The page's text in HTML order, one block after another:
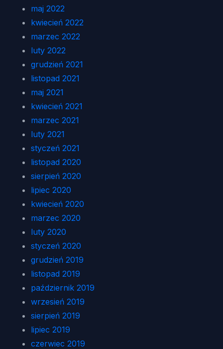
maj 2022
kwiecień 2022
marzec 2022
luty 2022
grudzień 2021
listopad 2021
maj 2021
kwiecień 2021
marzec 2021
luty 2021
styczeń 2021
listopad 2020
sierpień 2020
lipiec 2020
kwiecień 2020
marzec 2020
luty 2020
styczeń 2020
grudzień 2019
listopad 2019
październik 2019
wrzesień 2019
sierpień 2019
lipiec 2019
czerwiec 2019